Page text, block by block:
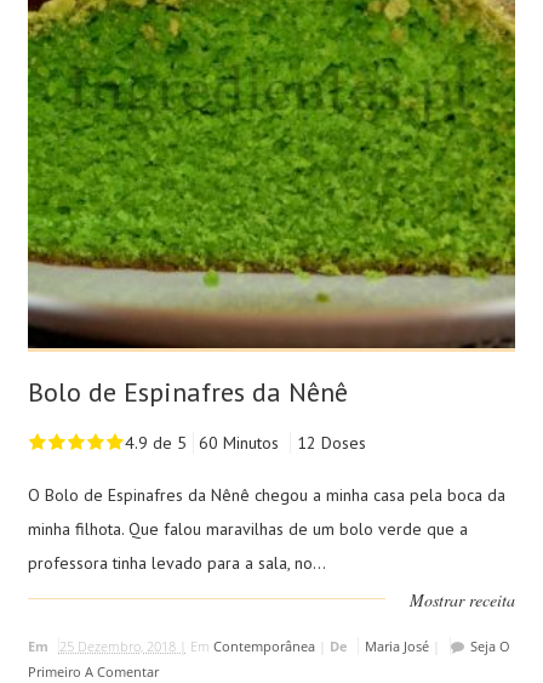
Bolo de Espinafres da Nênê
4.9 de 5 60 Minutos 12 Doses
O Bolo de Espinafres da Nênê chegou a minha casa pela boca da
minha filhota. Que falou maravilhas de um bolo verde que a
professora tinha levado para a sala, no...
Mostrar receita
Em 25 Dezembro, 2018 | Em Contemporânea| De Maria José|
Seja O
Primeiro A Comentar